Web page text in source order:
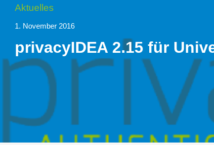
Aktuelles
1. November 2016
privacyIDEA 2.15 für